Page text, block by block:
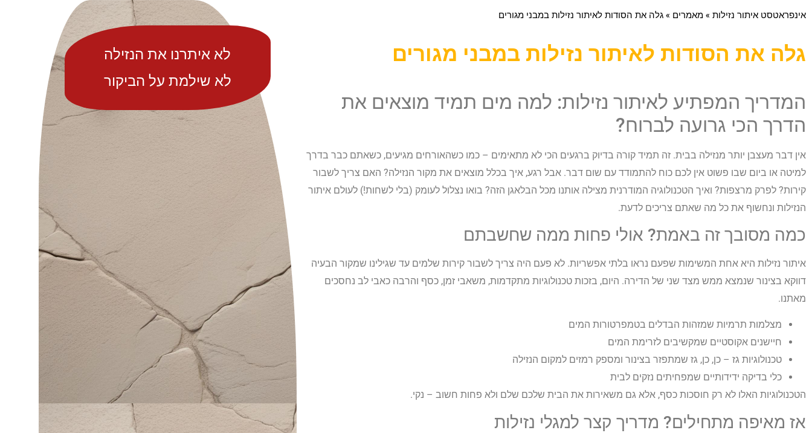
אינפראטסט איתור נזילות » מאמרים » גלה את הסודות לאיתור נזילות במבני מגורים
גלה את הסודות לאיתור נזילות במבני מגורים
המדריך המפתיע לאיתור נזילות: למה מים תמיד מוצאים את
הדרך הכי גרועה לברוח?
אין דבר מעצבן יותר מנזילה בבית. זה תמיד קורה בדיוק ברגעים הכי לא מתאימים – כמו כשהאורחים מגיעים, כשאתם כבר בדרך
למיטה או ביום שבו פשוט אין לכם כוח להתמודד עם שום דבר. אבל רגע, איך בכלל מוצאים את מקור הנזילה? האם צריך לשבור
קירות? לפרק מרצפות? ואיך הטכנולוגיה המודרנית מצילה אותנו מכל הבלאגן הזה? בואו נצלול לעומק (בלי לשחות!) לעולם איתור
הנזילות ונחשוף את כל מה שאתם צריכים לדעת.
כמה מסובך זה באמת? אולי פחות ממה שחשבתם
איתור נזילות היא אחת המשימות שפעם נראו בלתי אפשריות. לא פעם היה צריך לשבור קירות שלמים עד שגילינו שמקור הבעיה
דווקא בצינור שנמצא ממש מצד שני של הדירה. היום, בזכות טכנולוגיות מתקדמות, משאבי זמן, כסף והרבה כאבי לב נחסכים
מאתנו.
מצלמות תרמיות שמזהות הבדלים בטמפרטורות המים
חיישנים אקוסטיים שמקשיבים לזרימת המים
טכנולוגיות גז – כן, כן, גז שמתפזר בצינור ומספק רמזים למקום הנזילה
כלי בדיקה ידידותיים שמפחיתים נזקים לבית
הטכנולוגיות האלו לא רק חוסכות כסף, אלא גם משאירות את הבית שלכם שלם ולא פחות חשוב – נקי.
אז מאיפה מתחילים? מדריך קצר למגלי נזילות
לא איתרנו את הנזילה
לא שילמת על הביקור